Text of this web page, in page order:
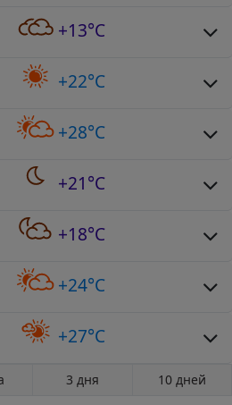
+13°C
+22°C
+28°C
+21°C
+18°C
+24°C
+27°C
3 дня 10 дней